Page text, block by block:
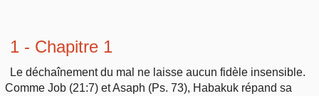
1 - Chapitre 1
Le déchaînement du mal ne laisse aucun fidèle insensible.
Comme Job (21:7) et Asaph (Ps. 73), Habakuk répand sa